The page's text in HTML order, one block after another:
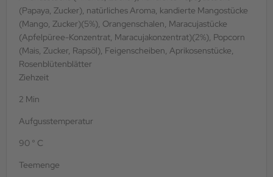
(Papaya, Zucker), natürliches Aroma, kandierte Mangostücke
(Mango, Zucker)(5%), Orangenschalen, Maracujastücke
(Apfelpüree-Konzentrat, Maracujakonzentrat)(2%), Popcorn
(Mais, Zucker, Rapsöl), Feigenscheiben, Aprikosenstücke,
Rosenblütenblätter
Ziehzeit
2 Min
Aufgusstemperatur
90 ° C
Teemenge